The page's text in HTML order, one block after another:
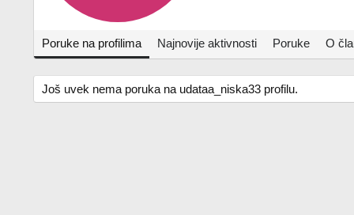
Poruke na profilima Najnovije aktivnosti Poruke O
Još uvek nema poruka na udataa_niska33 profilu.